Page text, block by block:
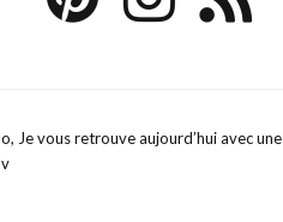
Je vous retrouve aujourd’hui avec une